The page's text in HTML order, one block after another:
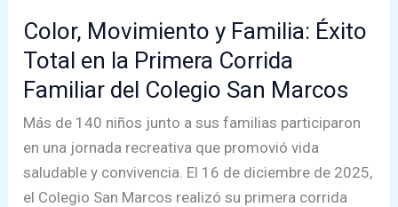
Color, Movimiento y Familia: Éxito
Total en la Primera Corrida
Familiar del Colegio San Marcos
Más de 140 niños junto a sus familias participaron
en una jornada recreativa que promovió vida
saludable y convivencia. El 16 de diciembre de 2025,
el Colegio San Marcos realizó su primera corrida